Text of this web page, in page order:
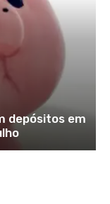
depósitos em